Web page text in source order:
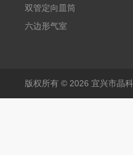
双管定向皿筒
六边形气室
版权所有 © 2026 宜兴市晶